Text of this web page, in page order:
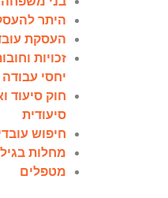
היתר
העסקת
זכויות
יחסי עבודה
חוק סיעוד
סיעודית
חיפוש
מחלות
מטפלים